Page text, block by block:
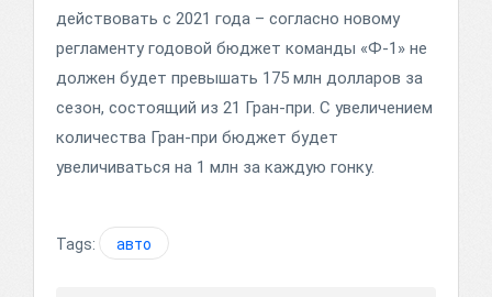
действовать с 2021 года – согласно новому
регламенту годовой бюджет команды «Ф-1» не
должен будет превышать 175 млн долларов за
сезон, состоящий из 21 Гран-при. С увеличением
количества Гран-при бюджет будет
увеличиваться на 1 млн за каждую гонку.
Tags: авто